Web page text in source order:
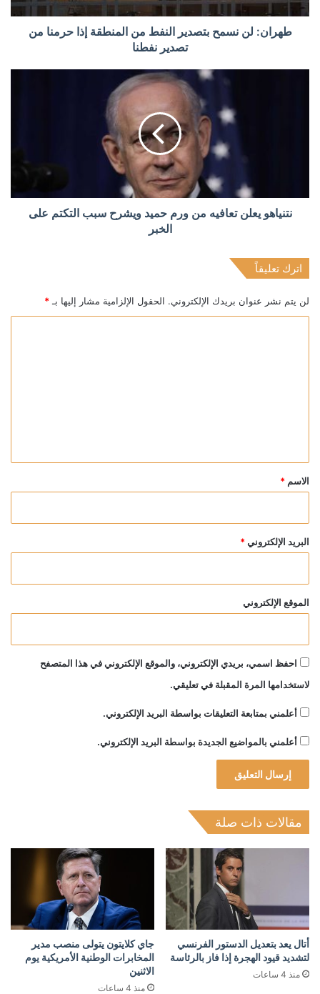
طهران: لن نسمح بتصدير النفط من المنطقة إذا حرمنا من
تصدير نفطنا
نتنياهو يعلن تعافيه من ورم حميد ويشرح سبب التكتم على
الخبر
اترك تعليقاً
لن يتم نشر عنوان بريدك الإلكتروني. الحقول الإلزامية مشار إليها بـ *
*
الاسم *
البريد الإلكتروني *
الموقع الإلكتروني
احفظ اسمي، بريدي الإلكتروني، والموقع الإلكتروني في هذا المتصفح
لاستخدامها المرة المقبلة في تعليقي.
أعلمني بمتابعة التعليقات بواسطة البريد الإلكتروني.
أعلمني بالمواضيع الجديدة بواسطة البريد الإلكتروني.
مقالات ذات صلة
أتال يعد بتعديل الدستور الفرنسي
لتشديد قيود الهجرة إذا فاز بالرئاسة
منذ 4 ساعات
جاي كلايتون يتولى منصب مدير
المخابرات الوطنية الأمريكية يوم
الاثنين
منذ 4 ساعات